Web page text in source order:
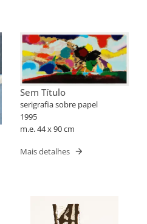
Sem Título
serigrafia sobre papel
1995
m.e. 44 x 90 cm
Mais detalhes